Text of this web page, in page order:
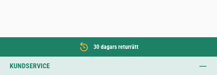
30 dagars returrätt
KUNDSERVICE